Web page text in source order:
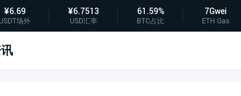
¥6.69
USDT场外
¥6.7513
USD汇率
61.59%
BTC占比
7Gwei
ETH Gas